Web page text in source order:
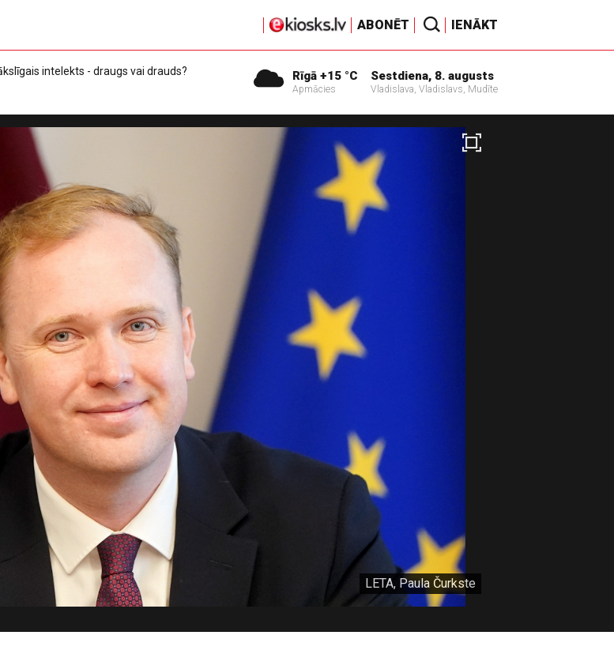
ABONĒT IENĀKT
intelekts - draugs vai drauds?
Rīgā +15 °C
Apmācies
Sestdiena, 8. augusts
Vladislava, Vladislavs, Mudīte
LETA, Paula Čurkste